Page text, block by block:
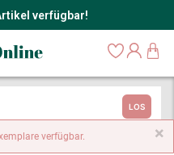
verfügbar!
LOS
×
verfügbar.